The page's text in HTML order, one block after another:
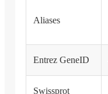
Aliases
Entrez GeneID
Swissprot